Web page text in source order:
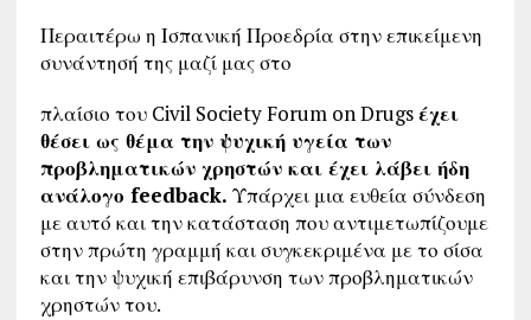
Περαιτέρω η Ισπανική Προεδρία στην επικείμενη
συνάντησή της μαζί μας στο
πλαίσιο του Civil Society Forum on Drugsέχει
θέσει ως θέμα την ψυχική υγεία των
προβληματικών χρηστών και έχει λάβει ήδη
ανάλογο feedback. Υπάρχει μια ευθεία σύνδεση
με αυτό και την κατάσταση που αντιμετωπίζουμε
στην πρώτη γραμμή και συγκεκριμένα με το σίσα
και την ψυχική επιβάρυνση των προβληματικών
χρηστών του.